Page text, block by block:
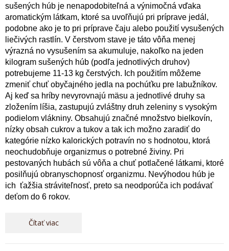
sušených húb je nenapodobiteľná a výnimočná vďaka
aromatickým látkam, ktoré sa uvoľňujú pri príprave jedál,
podobne ako je to pri príprave čaju alebo použití vysušených
liečivých rastlín. V čerstvom stave je táto vôňa menej
výrazná no vysušením sa akumuluje, nakoľko na jeden
kilogram sušených húb (podľa jednotlivých druhov)
potrebujeme 11-13 kg čerstvých. Ich použitím môžeme
zmeniť chuť obyčajného jedla na pochúťku pre labužníkov.
Aj keď sa hríby nevyrovnajú mäsu a jednotlivé druhy sa
zložením líšia, zastupujú zvláštny druh zeleniny s vysokým
podielom vlákniny. Obsahujú značné množstvo bielkovín,
nízky obsah cukrov a tukov a tak ich možno zaradiť do
kategórie nízko kalorických potravín no s hodnotou, ktorá
neochudobňuje organizmus o potrebné živiny. Pri
pestovaných hubách sú vôňa a chuť potlačené látkami, ktoré
posilňujú obranyschopnosť organizmu. Nevýhodou húb je
ich ťažšia stráviteľnosť, preto sa neodporúča ich podávať
deťom do 6 rokov.
Čítať viac